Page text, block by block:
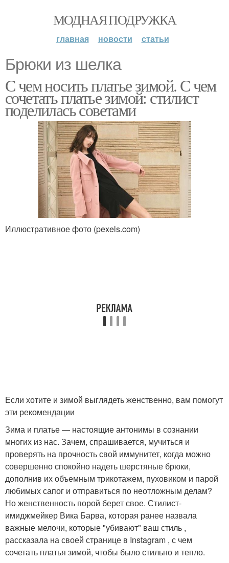
МОДНАЯ ПОДРУЖКА
главная новости статьи
Брюки из шелка
С чем носить платье зимой. С чем
сочетать платье зимой: стилист
поделилась советами
Иллюстративное фото (pexels.com)
Если хотите и зимой выглядеть женственно, вам помогут
эти рекомендации
Зима и платье — настоящие антонимы в сознании
многих из нас. Зачем, спрашивается, мучиться и
проверять на прочность свой иммунитет, когда можно
совершенно спокойно надеть шерстяные брюки,
дополнив их объемным трикотажем, пуховиком и парой
любимых сапог и отправиться по неотложным делам?
Но женственность порой берет свое. Стилист-
имиджмейкер Вика Барва, которая ранее назвала
важные мелочи, которые "убивают" ваш стиль ,
рассказала на своей странице в Instagram , с чем
сочетать платья зимой, чтобы было стильно и тепло.